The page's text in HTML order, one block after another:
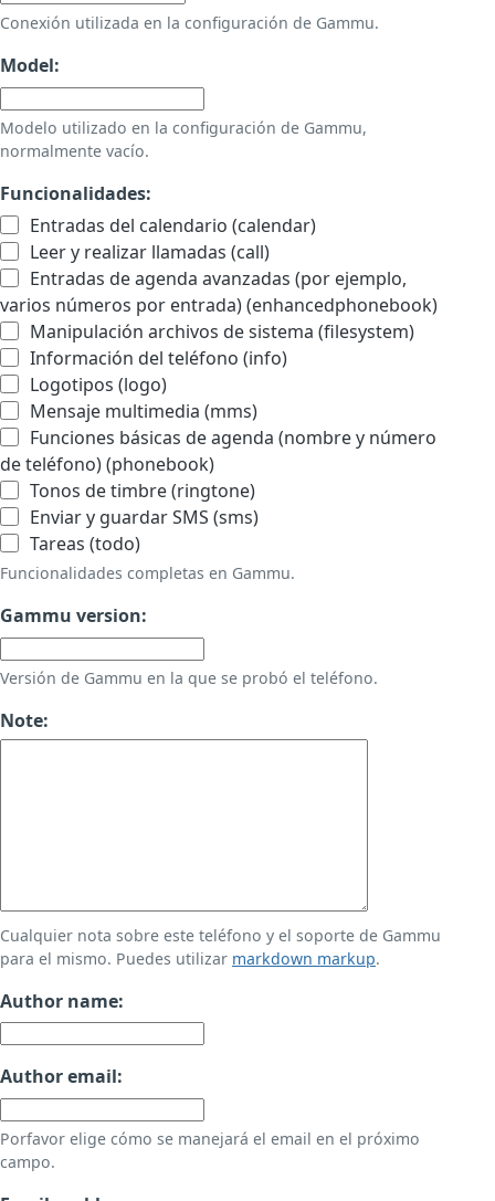
Conexión utilizada en la configuración de Gammu.
Model:
Modelo utilizado en la configuración de Gammu,
normalmente vacío.
Funcionalidades:
Entradas del calendario (calendar)
Leer y realizar llamadas (call)
Entradas de agenda avanzadas (por ejemplo,
varios números por entrada) (enhancedphonebook)
Manipulación archivos de sistema (filesystem)
Información del teléfono (info)
Logotipos (logo)
Mensaje multimedia (mms)
Funciones básicas de agenda (nombre y número
de teléfono) (phonebook)
Tonos de timbre (ringtone)
Enviar y guardar SMS (sms)
Tareas (todo)
Funcionalidades completas en Gammu.
Gammu version:
Versión de Gammu en la que se probó el teléfono.
Note:
Cualquier nota sobre este teléfono y el soporte de Gammu
para el mismo. Puedes utilizar markdown markup.
Author name:
Author email:
Porfavor elige cómo se manejará el email en el próximo
campo.